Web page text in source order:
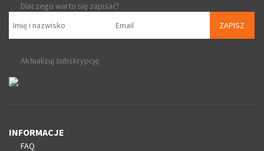
Dlaczego warto się zapisać?
ZAPISZ
Aktualizuj subskrypcję
INFORMACJE
FAQ